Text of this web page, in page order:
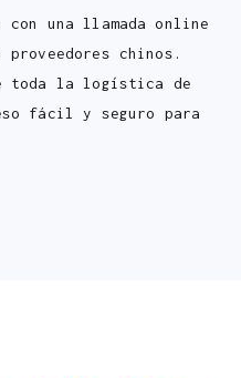
con una llamada online
chinos.
toda la logística de
fácil y seguro para